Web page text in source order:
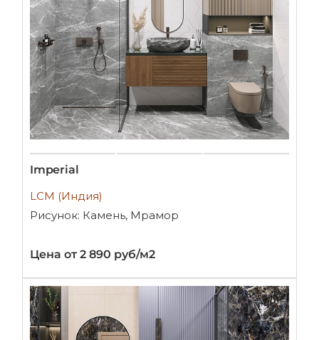
Imperial
LCM (Индия)
Рисунок: Камень, Мрамор
Цена от 2 890 руб/м2